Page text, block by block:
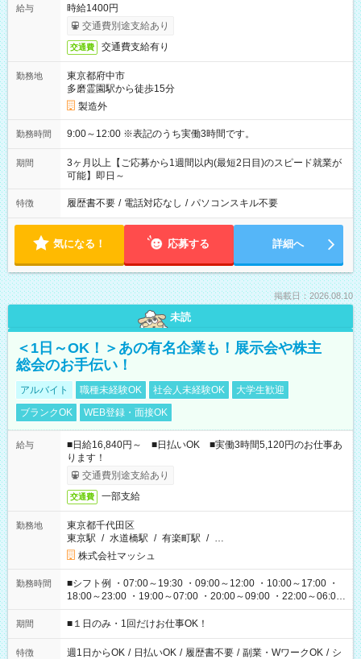
給与
時給1400円
交通費別途支給あり
交通費 交通費支給有り
勤務地
東京都府中市
多磨霊園駅から徒歩15分
製造外
勤務時間 9:00～12:00 ※表記のうち実働3時間です。
期間
3ヶ月以上【ご応募から1週間以内(最短2日目)のスピード就業が
可能】即日～
特徴 履歴書不要 / 電話対応なし / パソコンスキル不要
気になる！ 応募する 詳細へ
掲載日：2026.08.10
未読
＜1日～OK！＞あの有名企業も！展示会や株主
総会のお手伝い！
アルバイト 職種未経験OK 社会人未経験OK
大学生歓迎
ブランクOK
WEB登録・面接OK
給与
■日給16,840円～ ■日払いOK ■実働3時間5,120円のお仕事あ
ります！
交通費別途支給あり
交通費 一部支給
勤務地
東京都千代田区
東京駅 / 水道橋駅 / 有楽町駅 / …
株式会社マッシュ
勤務時間
■シフト例 ・07:00～19:30 ・09:00～12:00 ・10:00～17:00 ・
18:00～23:00 ・19:00～07:00 ・20:00～09:00 ・22:00～06:00
etc ★最短で3時間で5,120円のお仕事から 15時間で2万円近く稼
げるお仕事も！ ご希望のお時間に合わせてご紹介！ ※シフトは
ください！
期間 ■１日のみ・1回だけお仕事OK！
特徴 週1日からOK / 日払いOK / 履歴書不要 / 副業・WワークOK / シ